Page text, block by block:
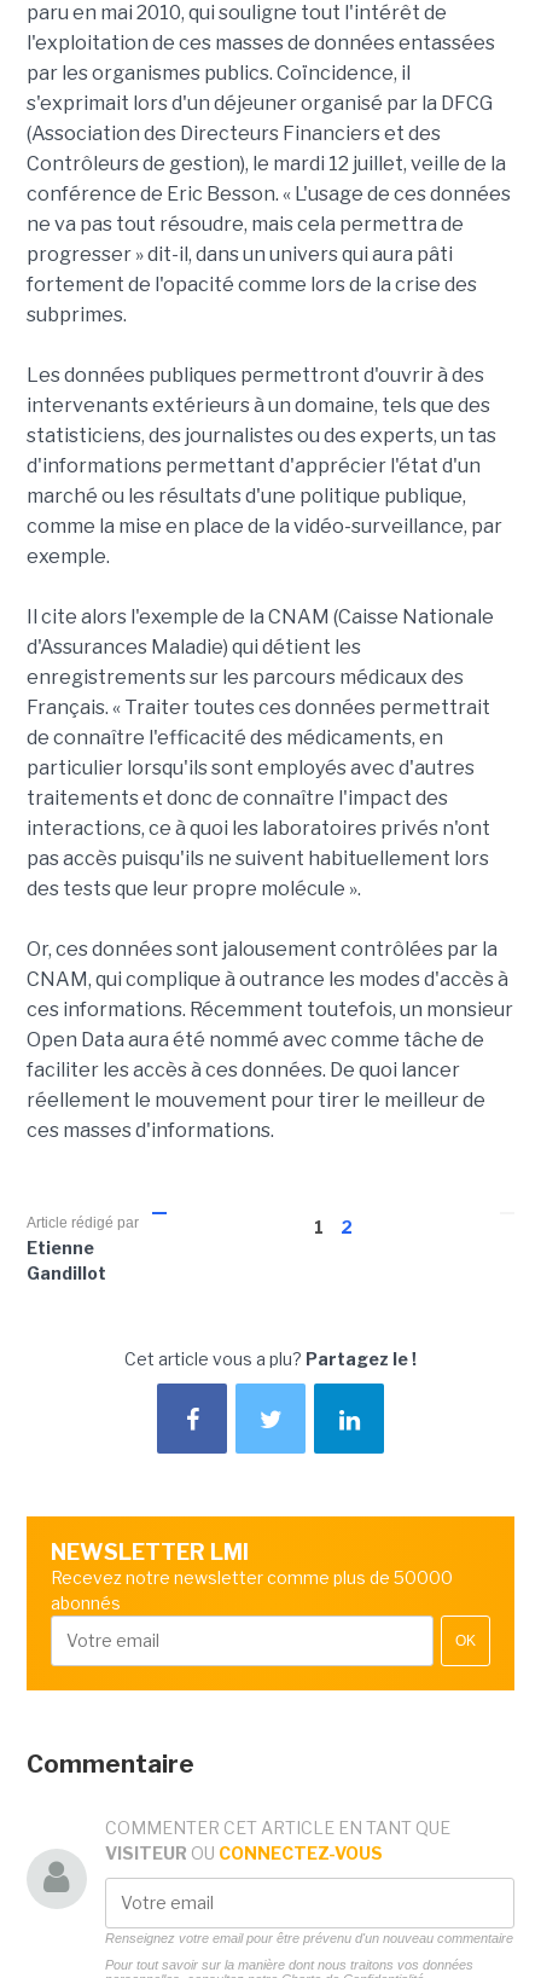
paru en mai 2010, qui souligne tout l'intérêt de
l'exploitation de ces masses de données entassées
par les organismes publics. Coïncidence, il
s'exprimait lors d'un déjeuner organisé par la DFCG
(Association des Directeurs Financiers et des
Contrôleurs de gestion), le mardi 12 juillet, veille de la
conférence de Eric Besson. « L'usage de ces données
ne va pas tout résoudre, mais cela permettra de
progresser » dit-il, dans un univers qui aura pâti
fortement de l'opacité comme lors de la crise des
subprimes.
Les données publiques permettront d'ouvrir à des
intervenants extérieurs à un domaine, tels que des
statisticiens, des journalistes ou des experts, un tas
d'informations permettant d'apprécier l'état d'un
marché ou les résultats d'une politique publique,
comme la mise en place de la vidéo-surveillance, par
exemple.
Il cite alors l'exemple de la CNAM (Caisse Nationale
d'Assurances Maladie) qui détient les
enregistrements sur les parcours médicaux des
Français. « Traiter toutes ces données permettrait
de connaître l'efficacité des médicaments, en
particulier lorsqu'ils sont employés avec d'autres
traitements et donc de connaître l'impact des
interactions, ce à quoi les laboratoires privés n'ont
pas accès puisqu'ils ne suivent habituellement lors
des tests que leur propre molécule ».
Or, ces données sont jalousement contrôlées par la
CNAM, qui complique à outrance les modes d'accès à
ces informations. Récemment toutefois, un monsieur
Open Data aura été nommé avec comme tâche de
faciliter les accès à ces données. De quoi lancer
réellement le mouvement pour tirer le meilleur de
ces masses d'informations.
1 2
Article rédigé par
Etienne
Gandillot
Cet article vous a plu? Partagez le !
NEWSLETTER LMI
Recevez notre newsletter comme plus de 50000
abonnés
OK
Commentaire
COMMENTER CET ARTICLE EN TANT QUE
VISITEUR OU CONNECTEZ-VOUS
Renseignez votre email pour être prévenu d'un nouveau commentaire
Pour tout savoir sur la manière dont nous traitons vos données